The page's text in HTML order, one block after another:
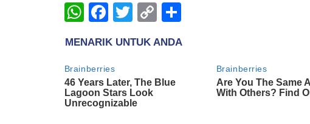
WhatsApp
Facebook
Twitter
Copy